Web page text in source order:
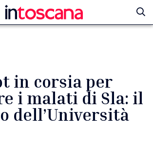
in corsia per
i malati di Sla: il
dell’Università